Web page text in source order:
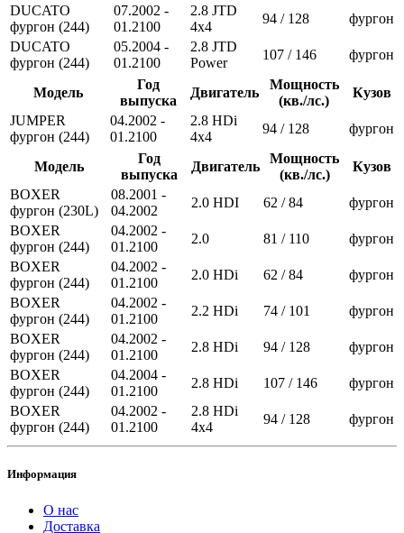
DUCATO
фургон (244)
07.2002 -
01.2100
2.8 JTD
4x4
94 / 128
фургон
DUCATO
фургон (244)
05.2004 -
01.2100
2.8 JTD
Power
107 / 146 фургон
Модель
Год
выпуска
Двигатель
Мощность
(кв./лс.)
Кузов
JUMPER
фургон (244)
04.2002 -
01.2100
2.8 HDi
4x4
94 / 128 фургон
Модель
Год
выпуска
Двигатель
Мощность
(кв./лс.)
Кузов
BOXER
фургон (230L)
08.2001 -
04.2002
2.0 HDI 62 / 84
фургон
BOXER
фургон (244)
04.2002 -
01.2100
2.0 81 / 110
фургон
BOXER
фургон (244)
04.2002 -
01.2100
2.0 HDi 62 / 84
фургон
BOXER
фургон (244)
04.2002 -
01.2100
2.2 HDi 74 / 101
фургон
BOXER
фургон (244)
04.2002 -
01.2100
2.8 HDi 94 / 128
фургон
BOXER
фургон (244)
04.2004 -
01.2100
2.8 HDi 107 / 146
фургон
BOXER
фургон (244)
04.2002 -
01.2100
2.8 HDi
4x4
94 / 128 фургон
Информация
О нас
Доставка